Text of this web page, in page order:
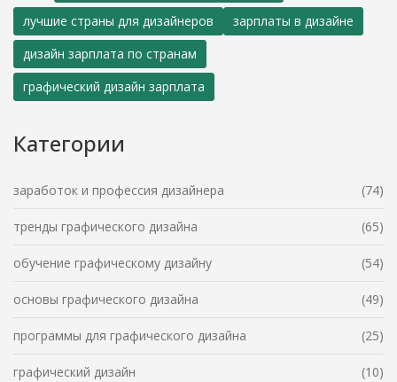
лучшие страны для дизайнеров
зарплаты в дизайне
дизайн зарплата по странам
графический дизайн зарплата
Категории
заработок и профессия дизайнера (74)
тренды графического дизайна (65)
обучение графическому дизайну (54)
основы графического дизайна (49)
программы для графического дизайна (25)
графический дизайн (10)